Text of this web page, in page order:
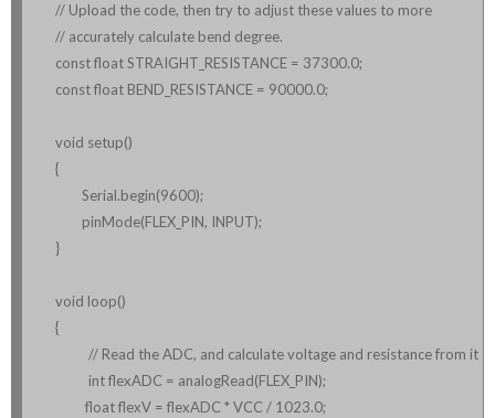
// Upload the code, then try to adjust these values to more
// accurately calculate bend degree.
const float STRAIGHT_RESISTANCE = 37300.0;
const float BEND_RESISTANCE = 90000.0;
void setup()
{
Serial.begin(9600);
pinMode(FLEX_PIN, INPUT);
}
void loop()
{
// Read the ADC, and calculate voltage and resistance from it
int flexADC = analogRead(FLEX_PIN);
float flexV = flexADC * VCC / 1023.0;